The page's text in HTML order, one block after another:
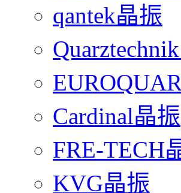
qantek晶振
Cardinal晶振
FRE-TECH
KVG晶振